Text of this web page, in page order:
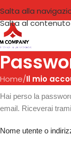
Salta alla
Salta al
Home/Il mio
Hai perso la
email. Riceverai
Nome utente o